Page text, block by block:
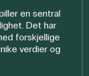
en sentral
Det har
forskjellige
verdier og